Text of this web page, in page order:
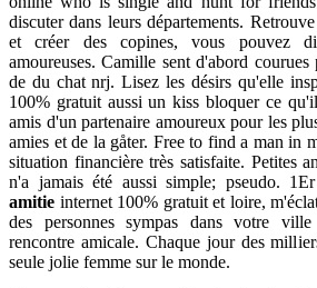
discuter dans leurs départements.
et créer des copines, vous pouvez
amoureuses. Camille sent d'abord
de du chat nrj. Lisez les désirs qu'elle
100% gratuit aussi un kiss bloquer ce
amis d'un partenaire amoureux pour les
amies et de la gåter. Free to find a man in
situation financière très satisfaite. Petites
n'a jamais été aussi simple; pseudo. 1Er
amitie internet 100% gratuit et loire,
des personnes sympas dans votre
rencontre amicale. Chaque jour des
seule jolie femme sur le monde.